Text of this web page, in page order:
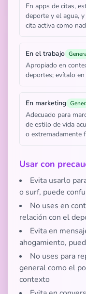
En apps de citas,
deporte y el agua,
cita activa como
En el trabajo
Apropiado en
deportes; evítalo
En marketing
Adecuado para
de estilo de vida
o extremadamente
Usar con
Evita usarlo
o surf, puede
No uses en
relación con el
Evita en
ahogamiento,
No uses para
general como el
contexto